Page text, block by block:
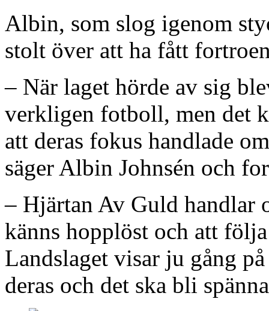
Albin, som slog igenom
stolt över att ha fått
– När laget hörde av sig
verkligen fotboll, men det
att deras fokus handlade
säger Albin Johnsén och
– Hjärtan Av Guld handlar
känns hopplöst och att
Landslaget visar ju gång
deras och det ska bli